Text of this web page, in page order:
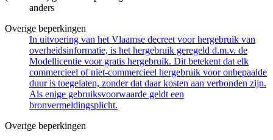
anders
Overige beperkingen
In uitvoering van het Vlaamse decreet voor hergebruik van
overheidsinformatie, is het hergebruik geregeld d.m.v. de
Modellicentie voor gratis hergebruik. Dit betekent dat elk
commercieel of niet-commercieel hergebruik voor onbepaalde
duur is toegelaten, zonder dat daar kosten aan verbonden zijn.
Als enige gebruiksvoorwaarde geldt een
bronvermeldingsplicht.
Overige beperkingen